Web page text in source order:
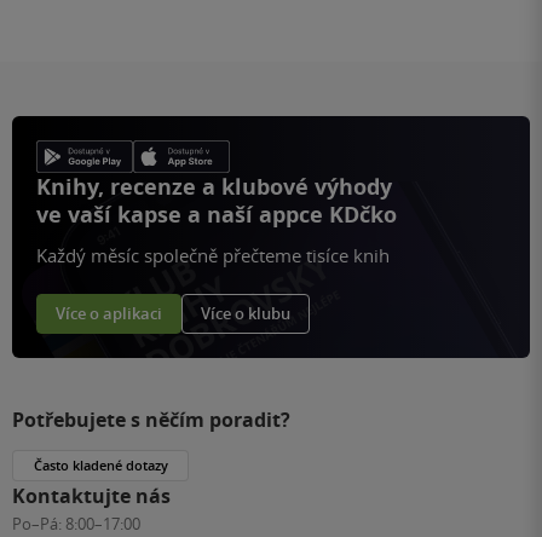
Knihy, recenze a klubové výhody
ve vaší kapse a naší appce KDčko
Každý měsíc společně přečteme tisíce knih
Více o aplikaci Více o klubu
Potřebujete s něčím poradit?
Často kladené dotazy
Kontaktujte nás
Po–Pá: 8:00–17:00